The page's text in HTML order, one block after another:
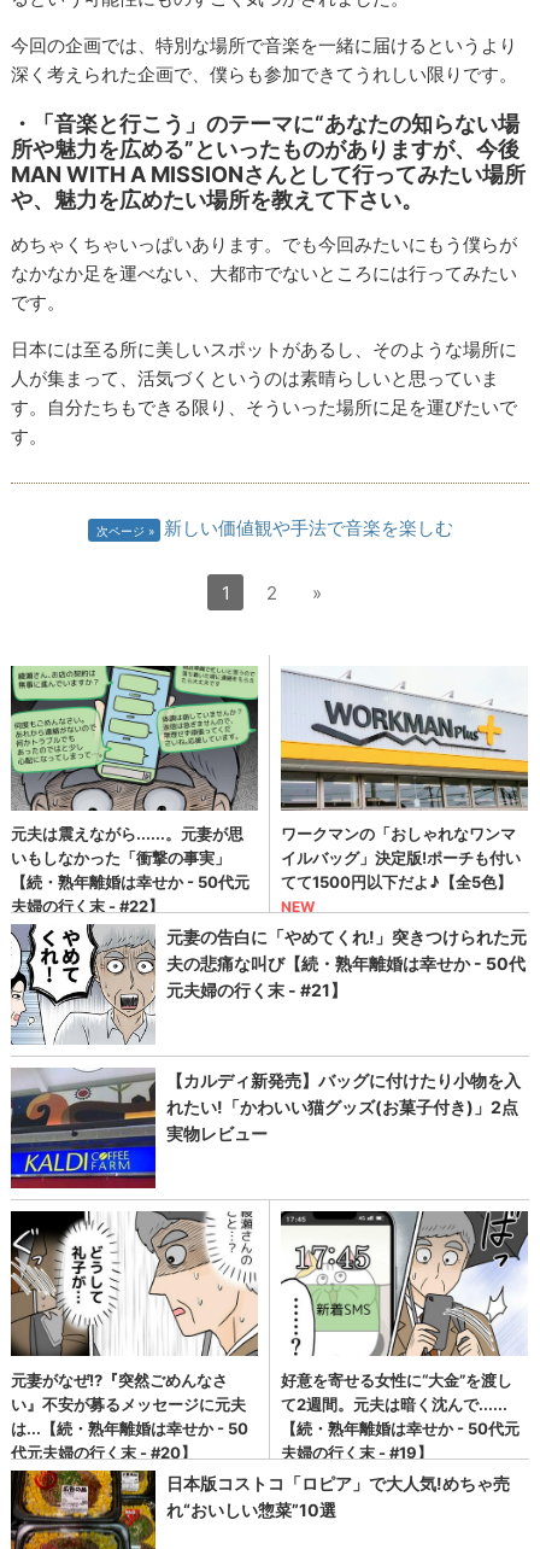
今回の企画では、特別な場所で音楽を一緒に届けるというより
深く考えられた企画で、僕らも参加できてうれしい限りです。
・「音楽と行こう」のテーマに“あなたの知らない場
所や魅力を広める”といったものがありますが、今後
MAN WITH A MISSIONさんとして行ってみたい場所
や、魅力を広めたい場所を教えて下さい。
めちゃくちゃいっぱいあります。でも今回みたいにもう僕らが
なかなか足を運べない、大都市でないところには行ってみたい
です。
日本には至る所に美しいスポットがあるし、そのような場所に
人が集まって、活気づくというのは素晴らしいと思っていま
す。自分たちもできる限り、そういった場所に足を運びたいで
す。
次ページ 新しい価値観や手法で音楽を楽しむ
1 2 »